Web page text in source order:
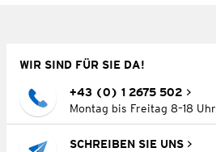
WIR SIND FÜR SIE DA!
+43 (0) 1 2675 502
Montag bis Freitag 8–18 Uhr
SCHREIBEN SIE UNS